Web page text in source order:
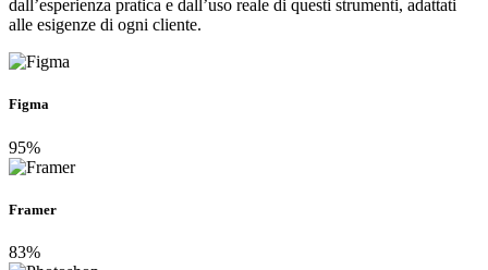
dall’esperienza pratica e dall’uso reale di questi strumenti, adattati
alle esigenze di ogni cliente.
Figma
95%
Framer
83%